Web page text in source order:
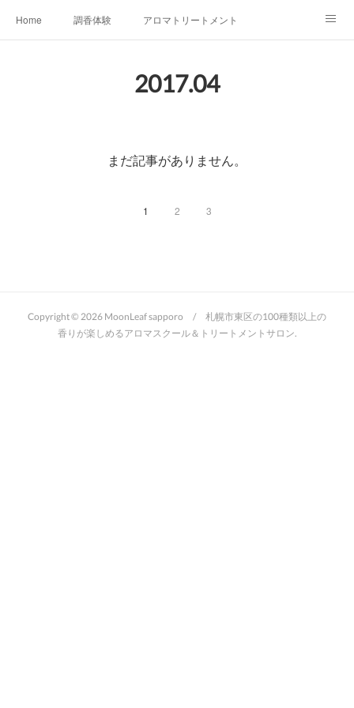
Home 調香体験 アロマトリートメントMenu
Profile FOR COMPANY
2017.04
まだ記事がありません。
1 2 3
Copyright © 2026 MoonLeaf sapporo / 札幌市東区の100種類以上の
香りが楽しめるアロマスクール＆トリートメントサロン.